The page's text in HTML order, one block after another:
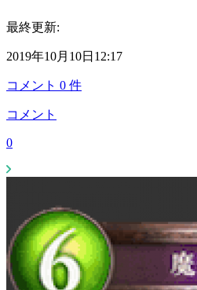
最終更新:
2019年10月10日12:17
コメント 0 件
コメント
0